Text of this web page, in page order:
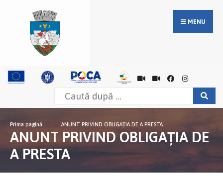
MENU
Prima pagină ANUNT PRIVIND OBLIGAŢIA DE A PRESTA
ANUNT PRIVIND OBLIGAŢIA DE
A PRESTA